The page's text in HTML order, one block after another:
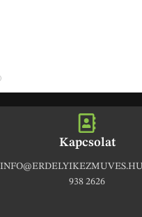
Kapcsolat
938 2626